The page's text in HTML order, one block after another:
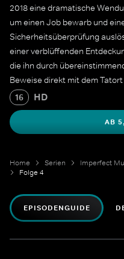
2018 eine dramatische
um einen Job bewarb und
Sicherheitsüberprüfung
einer verblüffenden
die ihn durch
Beweise direkt mit dem
unerwartete Durchbruch
alten ungelösten Fall ab und
Better die lang ersehnte
16 HD
AB
Home Serien
Folge 4
EPISODENGUIDE